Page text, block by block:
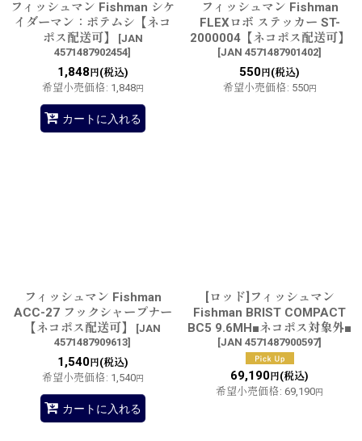
フィッシュマン Fishman シケ
イダーマン：ポテムシ【ネコ
ポス配送可】
[JAN
4571487902454]
1,848 円(税込)
希望小売価格: 1,848円
カートに入れる
フィッシュマン Fishman
FLEXロボ ステッカー ST-
2000004【ネコポス配送可】
[JAN 4571487901402]
550 円(税込)
希望小売価格: 550円
フィッシュマン Fishman
ACC-27 フックシャープナー
【ネコポス配送可】
[JAN
4571487909613]
1,540円(税込)
希望小売価格: 1,540円
カートに入れる
[ロッド]フィッシュマン
Fishman BRIST COMPACT
BC5 9.6MH■ネコポス対象外■
[JAN 4571487900597]
69,190 円(税込)
希望小売価格: 69,190円